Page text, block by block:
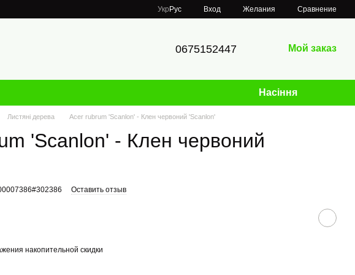
Укр Рус Вход Желания Сравнение
0675152447 Мой заказ
Насіння
Листяні дерева Acer rubrum 'Scanlon' - Клен червоний 'Scanlon'
'Scanlon' - Клен червоний
Оставить отзыв
накопительной скидки